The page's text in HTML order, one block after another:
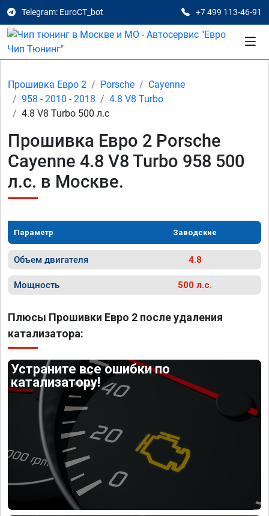
Telegram: EuroCT_bot +7 499 113-46-91
Прошивка Евро 2 Porsche
Cayenne
958 - 2010 - 2018
4.8 V8 Turbo
4.8 V8 Turbo 500 л.с
Прошивка Евро 2 Porsche
Cayenne 4.8 V8 Turbo 958 500
л.с. в Москве.
Параметр Заводские
Объем двигателя 4.8
Мощность 500 л.с.
Плюсы Прошивки Евро 2 после удаления
катализатора:
Устраните все ошибки по
катализатору!